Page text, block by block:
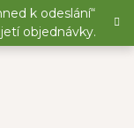
k odeslání“
objednávky.